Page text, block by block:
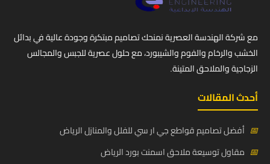
مع شركة الهندسة العصرية نمنحك تصاميم مبتكرة وجودة عالية في بدائل
الخشب والرخام والفوم والشيبورد، مع حلول عصرية للجبس والمجالس
الزجاجية والملاحق المتينة.
أحدث المقالات
📅 أفضل تصاميم قواطع جي ار سي للفلل والمنازل الرياض
📅 مقاول توسيعة ملاحق اسمنت بورد الرياض